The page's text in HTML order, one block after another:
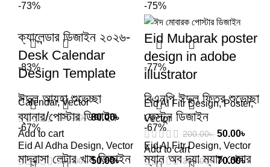
-73%
ক্যালেন্ডার ডিজাইন ২০২৬-
Desk Calendar
Design Template
Calendar,Vector
300.00৳ 80.00৳
Add to cart
-75%
Eid Mubarak poster
design in adobe
illustrator
Eid Al Fitr Design,Poster,
Vector
200.00৳ 50.00৳
Add to cart
-83%
ঈদুল আযহা শুভেচ্ছা
ব্যানার/পোস্টার ডিজাইন
Eid Al Adha Design, Vector
300.00৳ 50.00৳
-77%
বিএনপি ঈদুল ফিতর শুভেচ্ছা
ফেস্টুন ডিজাইন
Eid Al Fitr Design, Vector
300.00৳ 70.00৳
-67%
মাদ্রাসা লেটার খাম ডিজাইন
-67%
ম্যান অব দ্যা ম্যাচ খেলার